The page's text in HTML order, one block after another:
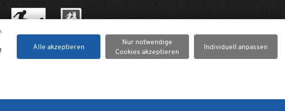
Alle akzeptieren
Nur notwendige
Cookies akzeptieren
Individuell anpassen